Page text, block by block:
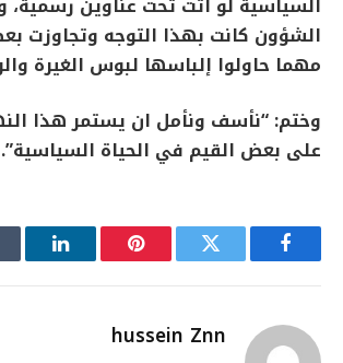
الشؤون كانت بهذا التوجه وتجاوزت
مهما حاولوا إلباسها لبوس الغيرة
وختم: “نأسف ونأمل ان يستمر هذا
على بعض القيم في الحياة السياسية”.
فيسبوك تويتر بينتيريستلينكدإن
hussein Znn